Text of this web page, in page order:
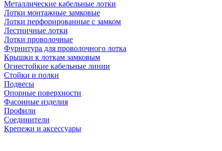
Металлические кабельные лотки
Лотки монтажные замковые
Лотки перфорированные с замком
Лестничные лотки
Лотки проволочные
Фурнитура для проволочного лотка
Крышки к лоткам замковым
Огнестойкие кабельные линии
Стойки и полки
Подвесы
Опорные поверхности
Фасонные изделия
Профили
Соединители
Крепежи и аксессуары